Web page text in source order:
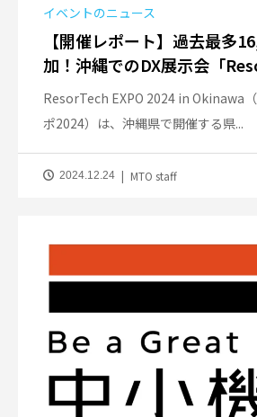
イベントのニュース
【開催レポート】過去最多
加！沖縄でのDX展示会「
ResorTech EXPO 2024 in Okinawa
ポ2024）は、沖縄県で開催する県...
2024.12.24 MTO staff